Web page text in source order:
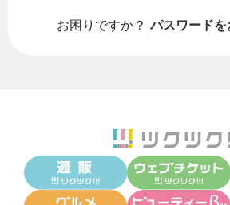
お困りですか？ パスワードを